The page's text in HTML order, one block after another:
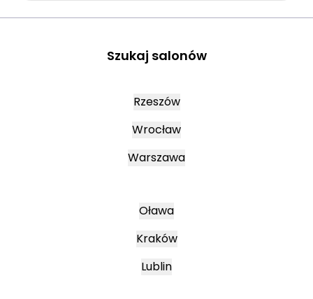
Szukaj salonów
Rzeszów
Wrocław
Warszawa
Oława
Kraków
Lublin